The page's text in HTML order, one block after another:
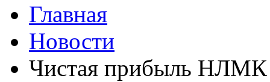
Главная
Новости
Чистая прибыль НЛМК